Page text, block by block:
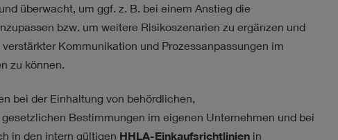
überwacht, um ggf. z. B. bei einem Anstieg die
bzw. um weitere Risikoszenarien zu ergänzen und
Kommunikation und Prozessanpassungen im
zu können.
bei der Einhaltung von behördlichen,
Bestimmungen im eigenen Unternehmen und bei
in den intern gültigen HHLA-Einkaufsrichtlinienin